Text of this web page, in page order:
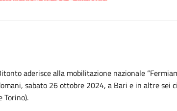
aderisce alla mobilitazione nazionale
sabato 26 ottobre 2024, a Bari e in altre sei
Torino).